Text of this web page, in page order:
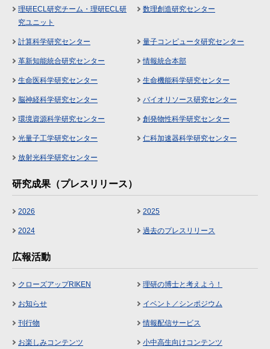
理研ECL研究チーム・理研ECL研
究ユニット
数理創造研究センター
計算科学研究センター 量子コンピュータ研究センター
革新知能統合研究センター 情報統合本部
生命医科学研究センター 生命機能科学研究センター
脳神経科学研究センター バイオリソース研究センター
環境資源科学研究センター 創発物性科学研究センター
光量子工学研究センター 仁科加速器科学研究センター
放射光科学研究センター
研究成果（プレスリリース）
2026 2025
2024 過去のプレスリリース
広報活動
クローズアップRIKEN 理研の博士と考えよう！
お知らせ イベント／シンポジウム
刊行物 情報配信サービス
お楽しみコンテンツ 小中高生向けコンテンツ